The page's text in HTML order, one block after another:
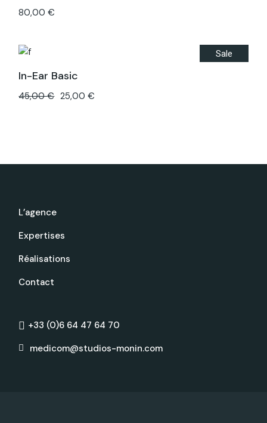
80,00€
Sale
In-Ear Basic
45,00€ 25,00€
L’agence
Expertises
Réalisations
Contact
+33 (0)6 64 47 64 70
medicom@studios-monin.com